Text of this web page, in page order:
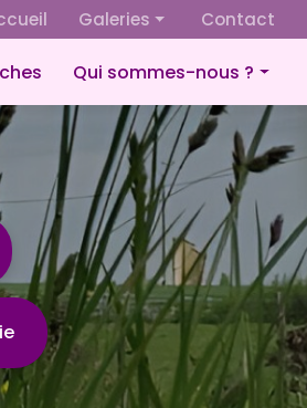
Galeries
Élevage de vaches
Contact
Qui sommes-nous ?
Présentation
Éco-responsabilité